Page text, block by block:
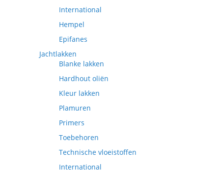
International
Hempel
Epifanes
Jachtlakken
Blanke lakken
Hardhout oliën
Kleur lakken
Plamuren
Primers
Toebehoren
Technische vloeistoffen
International